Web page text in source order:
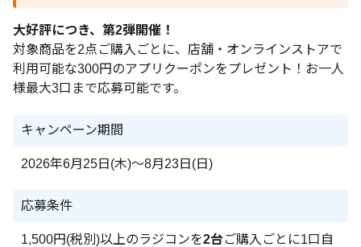
大好評につき、第2弾開催！
対象商品を2点ご購入ごとに、店舗・オンラインストアで
利用可能な300円のアプリクーポンをプレゼント！お一人
様最大3口まで応募可能です。
キャンペーン期間
2026年6月25日(木)～8月23日(日)
応募条件
1,500円(税別)以上のラジコンを2台ご購入ごとに1口自